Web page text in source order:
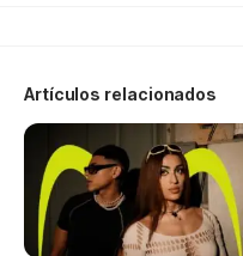
Artículos relacionados